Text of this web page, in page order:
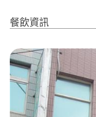
網站導覽
環境教育網
RSS
首長信箱
餐飲資訊